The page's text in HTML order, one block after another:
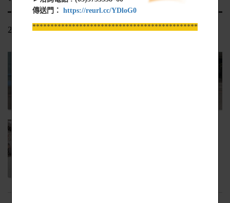
2024新竹巿菁英盃英語競賽
傳送門： https://reurl.cc/YDloG0
*****************************************************